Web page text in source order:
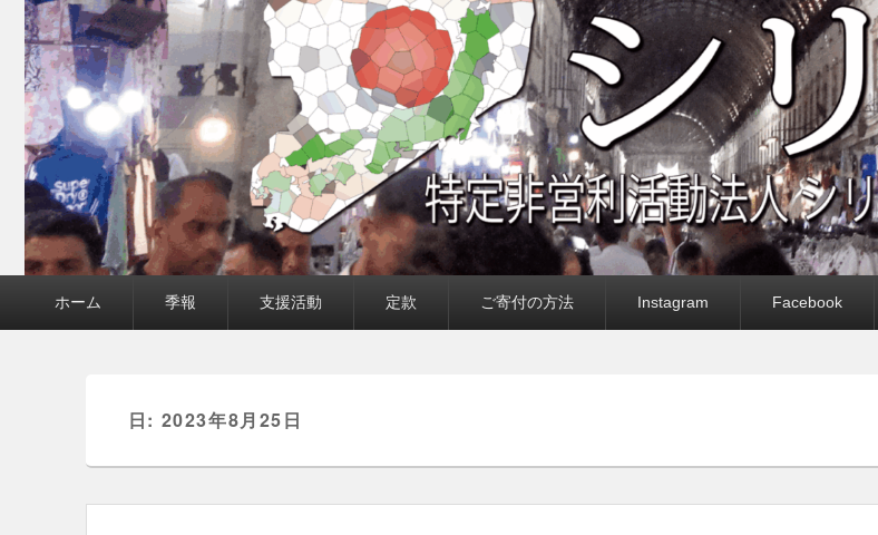
ン
ホーム 季報 支援活動 定款 ご寄付の方法 Instagram Facebook
日: 2023年8月25日